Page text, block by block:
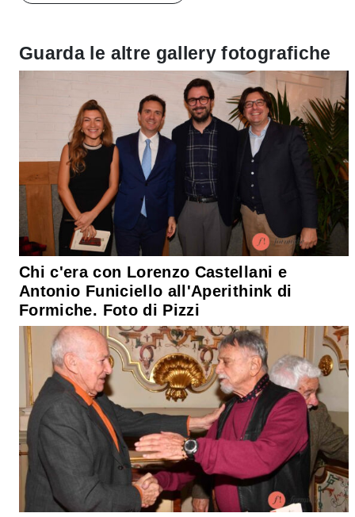
Guarda le altre gallery fotografiche
Chi c'era con Lorenzo Castellani e
Antonio Funiciello all'Aperithink di
Formiche. Foto di Pizzi